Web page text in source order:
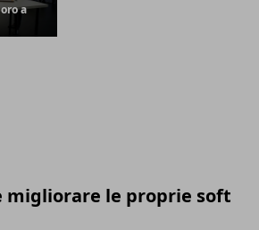
a
migliorare le proprie soft